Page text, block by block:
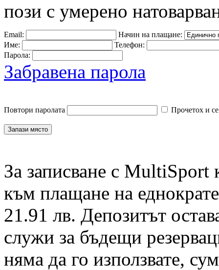
пози с умерено
Email:
Начин на плащане:
Име:
Телефон:
Парола:
Забравена парола
Повтори паролата Прочетох и
За записване с MultiSport
към плащане на
21.91 лв. Депозитът
служи за бъдещи
няма да го използвате,